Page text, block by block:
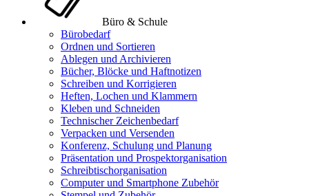
Büro & Schule
Bürobedarf
Ordnen und Sortieren
Ablegen und Archivieren
Bücher, Blöcke und Haftnotizen
Schreiben und Korrigieren
Heften, Lochen und Klammern
Kleben und Schneiden
Technischer Zeichenbedarf
Verpacken und Versenden
Konferenz, Schulung und Planung
Präsentation und Prospektorganisation
Schreibtischorganisation
Computer und Smartphone Zubehör